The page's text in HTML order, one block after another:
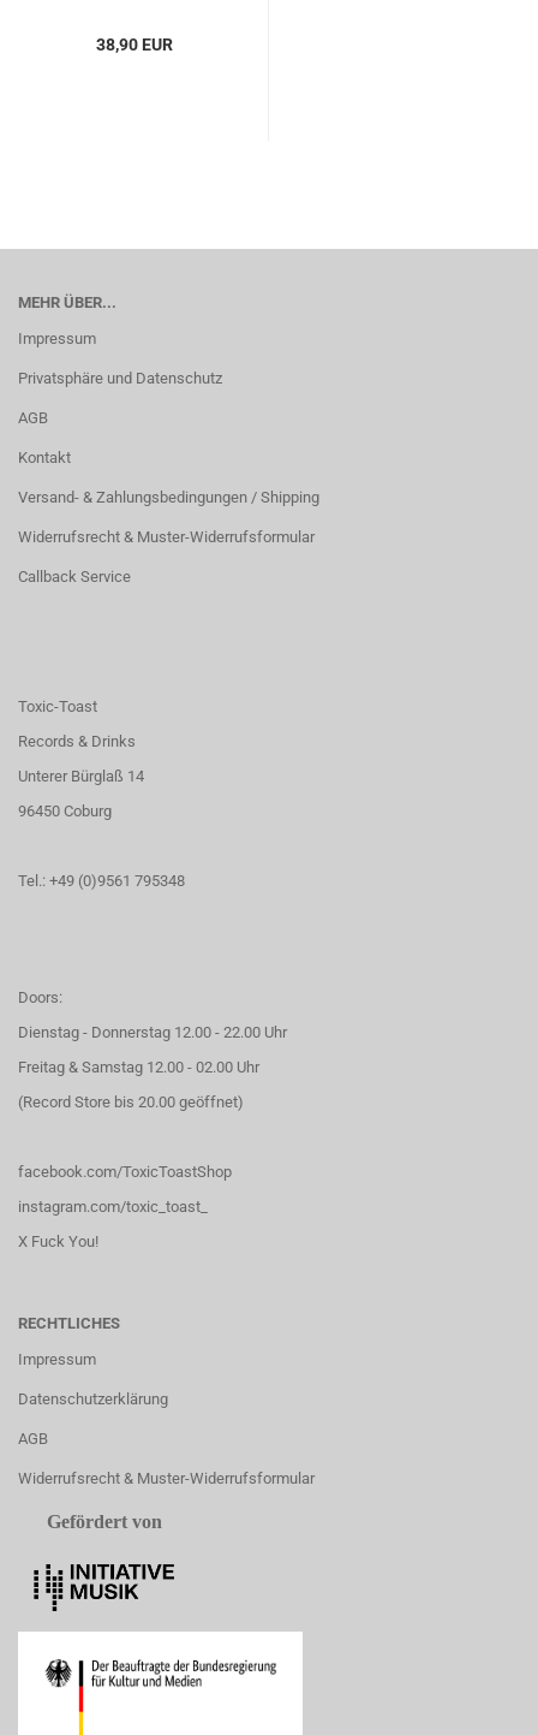
38,90 EUR
MEHR ÜBER...
Impressum
Privatsphäre und Datenschutz
AGB
Kontakt
Versand- & Zahlungsbedingungen / Shipping
Widerrufsrecht & Muster-Widerrufsformular
Callback Service
Toxic-Toast
Records & Drinks
Unterer Bürglaß 14
96450 Coburg
Tel.: +49 (0)9561 795348
Doors:
Dienstag - Donnerstag 12.00 - 22.00 Uhr
Freitag & Samstag 12.00 - 02.00 Uhr
(Record Store bis 20.00 geöffnet)
facebook.com/ToxicToastShop
instagram.com/toxic_toast_
X Fuck You!
RECHTLICHES
Impressum
Datenschutzerklärung
AGB
Widerrufsrecht & Muster-Widerrufsformular
Gefördert von